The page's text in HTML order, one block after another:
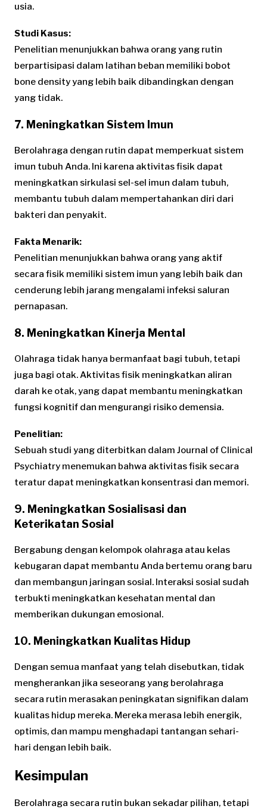
usia.
Studi Kasus:
Penelitian menunjukkan bahwa orang yang rutin
berpartisipasi dalam latihan beban memiliki bobot
bone density yang lebih baik dibandingkan dengan
yang tidak.
7. Meningkatkan Sistem Imun
Berolahraga dengan rutin dapat memperkuat sistem
imun tubuh Anda. Ini karena aktivitas fisik dapat
meningkatkan sirkulasi sel-sel imun dalam tubuh,
membantu tubuh dalam mempertahankan diri dari
bakteri dan penyakit.
Fakta Menarik:
Penelitian menunjukkan bahwa orang yang aktif
secara fisik memiliki sistem imun yang lebih baik dan
cenderung lebih jarang mengalami infeksi saluran
pernapasan.
8. Meningkatkan Kinerja Mental
Olahraga tidak hanya bermanfaat bagi tubuh, tetapi
juga bagi otak. Aktivitas fisik meningkatkan aliran
darah ke otak, yang dapat membantu meningkatkan
fungsi kognitif dan mengurangi risiko demensia.
Penelitian:
Sebuah studi yang diterbitkan dalam Journal of Clinical
Psychiatry menemukan bahwa aktivitas fisik secara
teratur dapat meningkatkan konsentrasi dan memori.
9. Meningkatkan Sosialisasi dan
Keterikatan Sosial
Bergabung dengan kelompok olahraga atau kelas
kebugaran dapat membantu Anda bertemu orang baru
dan membangun jaringan sosial. Interaksi sosial sudah
terbukti meningkatkan kesehatan mental dan
memberikan dukungan emosional.
10. Meningkatkan Kualitas Hidup
Dengan semua manfaat yang telah disebutkan, tidak
mengherankan jika seseorang yang berolahraga
secara rutin merasakan peningkatan signifikan dalam
kualitas hidup mereka. Mereka merasa lebih energik,
optimis, dan mampu menghadapi tantangan sehari-
hari dengan lebih baik.
Kesimpulan
Berolahraga secara rutin bukan sekadar pilihan, tetapi